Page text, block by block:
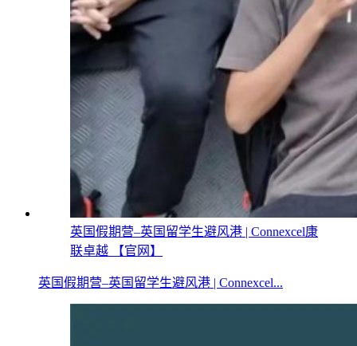
英国假期营–英国留学生避风港 | Connexcel康
联卓越 【官网】
英国假期营–英国留学生避风港 | Connexcel...